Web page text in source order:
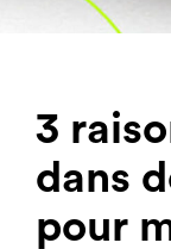
3
dans
pour